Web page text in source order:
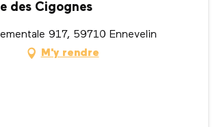
des Cigognes
917, 59710 Ennevelin
M'y rendre